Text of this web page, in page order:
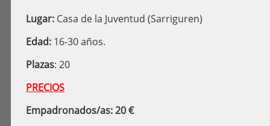
Lugar: Casa de la Juventud (Sarriguren)
Edad: 16-30 años.
Plazas: 20
PRECIOS
Empadronados/as: 20 €